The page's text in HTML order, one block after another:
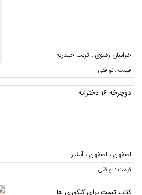
خراسان رضوی ، تربت حیدریه
قیمت : توافقی
دوچرخه 16 دخترانه
اصفهان ، اصفهان ، آبشار
قیمت : توافقی